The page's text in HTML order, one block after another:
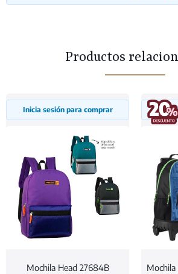
Productos
Inicia sesión para comprar
Mochila Head 27684B
Inicia
Mochila